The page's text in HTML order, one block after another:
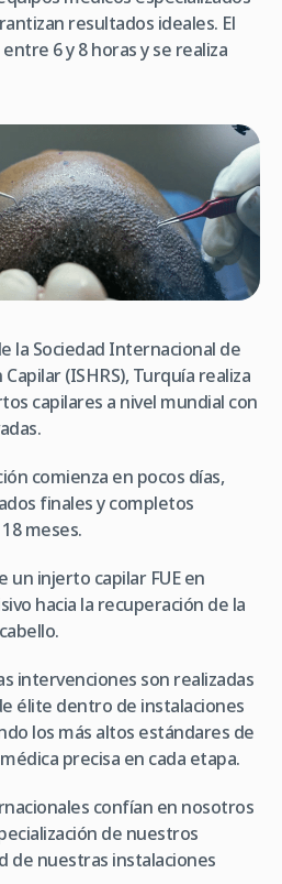
resultados ideales. El
6 y 8 horas y se realiza
la Sociedad Internacional de
(ISHRS), Turquía realiza
capilares a nivel mundial con
comienza en pocos días,
finales y completos
meses.
un injerto capilar FUE en
hacia la recuperación de la
intervenciones son realizadas
élite dentro de instalaciones
los más altos estándares de
precisa en cada etapa.
confían en nosotros
de nuestros
de nuestras instalaciones